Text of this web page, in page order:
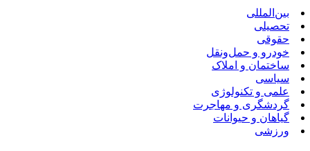
بین‌المللی
تحصیلی
حقوقی
خودرو و حمل‌و‌نقل
ساختمان و املاک
سیاسی
علمی و تکنولوژی
گردشگری و مهاجرت
گیاهان و حیوانات
ورزشی